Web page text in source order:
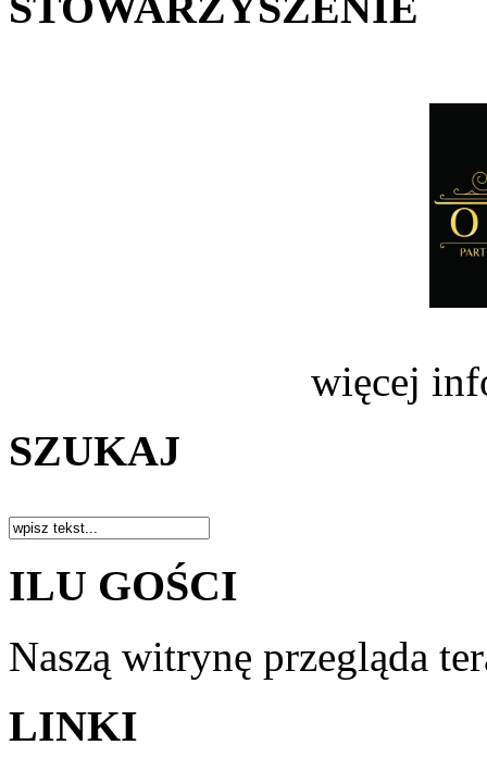
więcej
SZUKAJ
ILU GOŚCI
Naszą witrynę przegląda
LINKI